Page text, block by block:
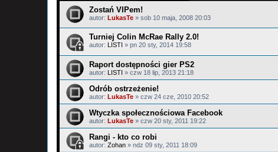
Zostań VIPem!
autor: LukasTe » sob 10 maja, 2008 20:03
Turniej Colin McRae Rally 2.0!
autor: LISTI » pn 20 sty, 2014 19:58
Raport dostępności gier PS2
autor: LISTI » czw 18 lip, 2013 21:18
Odrób ostrzeżenie!
autor: LukasTe » czw 24 cze, 2010 20:52
Wtyczka społecznościowa Facebook
autor: LukasTe » czw 20 sty, 2011 19:22
Rangi - kto co robi
autor: Zohan » ndz 09 sty, 2011 18:09